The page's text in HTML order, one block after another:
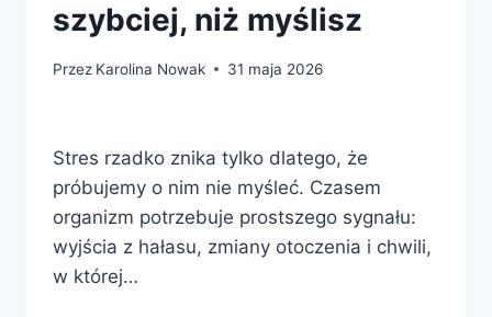
szybciej, niż myślisz
Przez Karolina Nowak 31 maja 2026
Stres rzadko znika tylko dlatego, że
próbujemy o nim nie myśleć. Czasem
organizm potrzebuje prostszego sygnału:
wyjścia z hałasu, zmiany otoczenia i chwili,
w której…